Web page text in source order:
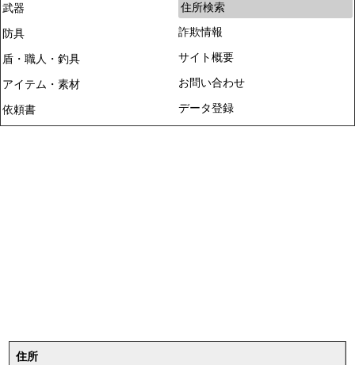
武器
防具
盾・職人・釣具
アイテム・素材
依頼書
住所検索
詐欺情報
サイト概要
お問い合わせ
データ登録
住所